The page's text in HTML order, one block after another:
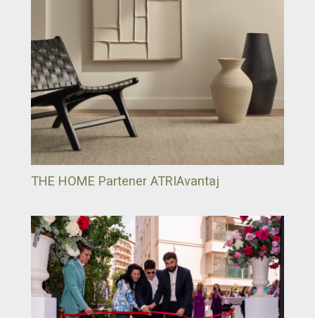
THE HOME Partener ATRIAvantaj